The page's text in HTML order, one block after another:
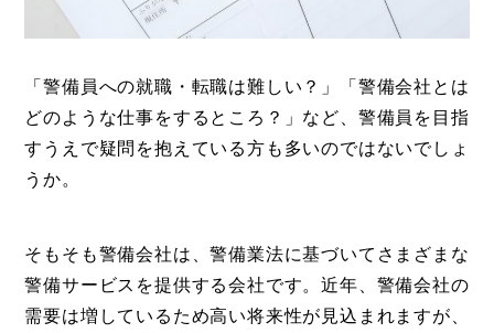
「警備員への就職・転職は難しい？」「警備会社とは
どのような仕事をするところ？」など、警備員を目指
すうえで疑問を抱えている方も多いのではないでしょ
うか。
そもそも警備会社は、警備業法に基づいてさまざまな
警備サービスを提供する会社です。近年、警備会社の
需要は増しているため高い将来性が見込まれますが、